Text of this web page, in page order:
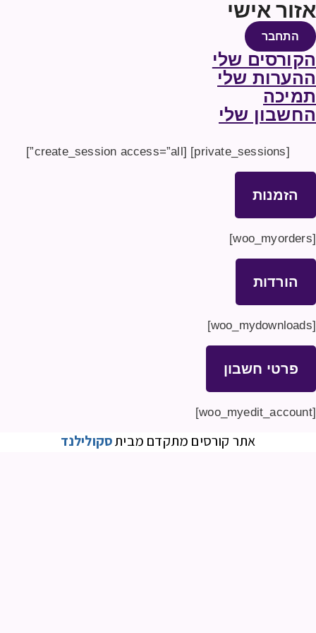
אזור אישי
התחבר
הקורסים שלי
ההערות שלי
תמיכה
החשבון שלי
[private_sessions] [create_session access=”all”]
הזמנות
[woo_myorders]
הורדות
[woo_mydownloads]
פרטי חשבון
[woo_myedit_account]
אתר קורסים מתקדם מביתסקולילנד